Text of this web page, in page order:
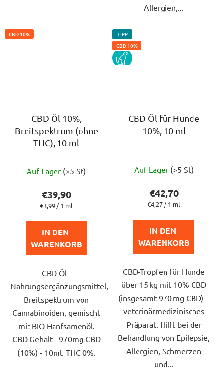
Allergien,...
CBD 10%
CBD Öl 10%,
Breitspektrum (ohne
THC), 10 ml
durchschnittliche
ist
von
5
Sternen.
Auf Lager (>5 St)
€39,90
Verkaufspreis:
€3,99 / 1 ml
IN DEN
WARENKORB
CBD Öl -
Nahrungsergänzungsmittel,
Breitspektrum von
Cannabinoiden, gemischt
mit BIO Hanfsamenöl.
CBD Gehalt - 970mg CBD
(10%) - 10ml. THC 0%.
TIPP
CBD 10%
PES
CBD Öl für Hunde
10%, 10 ml
ist
von
5
Sternen.
Auf Lager (>5 St)
€42,70
Verkaufspreis:
€4,27 / 1 ml
IN DEN
WARENKORB
CBD-Tropfen für Hunde
über 15 kg mit 10% CBD
(insgesamt 970 mg CBD) –
veterinärmedizinisches
Präparat. Hilft bei der
Behandlung von Epilepsie,
Allergien, Schmerzen
und...